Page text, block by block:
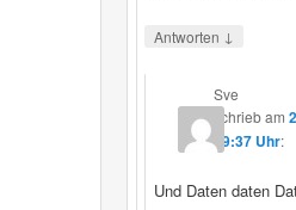
Antworten ↓
Sve
schriebam
19:37 Uhr:
Und Daten daten